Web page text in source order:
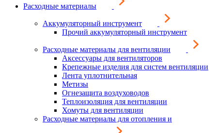
Расходные материалы
Аккумуляторный инструмент
Прочий аккумуляторный инструмент
Расходные материалы для вентиляции
Аксессуары для вентиляторов
Крепежные изделия для систем вентиляции
Лента уплотнительная
Метизы
Огнезащита воздуховодов
Теплоизоляция для вентиляции
Хомуты для вентиляции
Расходные материалы для отопления и